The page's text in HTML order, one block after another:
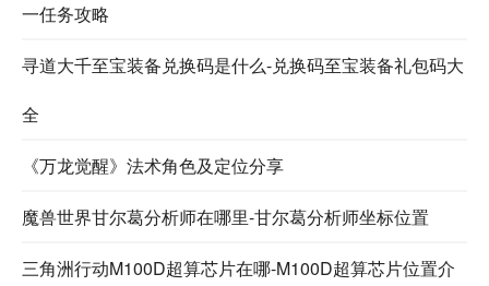
一任务攻略
寻道大千至宝装备兑换码是什么-兑换码至宝装备礼包码大
全
《万龙觉醒》法术角色及定位分享
魔兽世界甘尔葛分析师在哪里-甘尔葛分析师坐标位置
三角洲行动M100D超算芯片在哪-M100D超算芯片位置介